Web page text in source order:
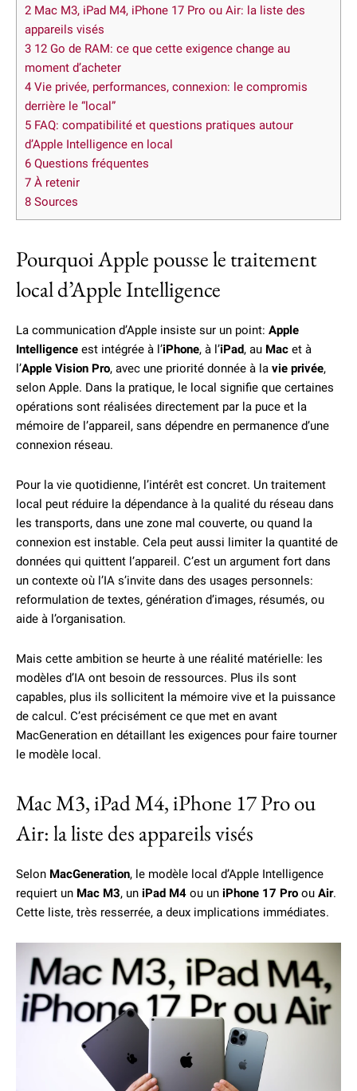
2 Mac M3, iPad M4, iPhone 17 Pro ou Air: la liste des
appareils visés
3 12 Go de RAM: ce que cette exigence change au
moment d’acheter
4 Vie privée, performances, connexion: le compromis
derrière le “local”
5 FAQ: compatibilité et questions pratiques autour
d’Apple Intelligence en local
6 Questions fréquentes
7 À retenir
8 Sources
Pourquoi Apple pousse le traitement
local d’Apple Intelligence
La communication d’Apple insiste sur un point: Apple
Intelligence est intégrée à l’iPhone, à l’iPad, au Mac et à
l’Apple Vision Pro, avec une priorité donnée à la vie privée,
selon Apple. Dans la pratique, le local signifie que certaines
opérations sont réalisées directement par la puce et la
mémoire de l’appareil, sans dépendre en permanence d’une
connexion réseau.
Pour la vie quotidienne, l’intérêt est concret. Un traitement
local peut réduire la dépendance à la qualité du réseau dans
les transports, dans une zone mal couverte, ou quand la
connexion est instable. Cela peut aussi limiter la quantité de
données qui quittent l’appareil. C’est un argument fort dans
un contexte où l’IA s’invite dans des usages personnels:
reformulation de textes, génération d’images, résumés, ou
aide à l’organisation.
Mais cette ambition se heurte à une réalité matérielle: les
modèles d’IA ont besoin de ressources. Plus ils sont
capables, plus ils sollicitent la mémoire vive et la puissance
de calcul. C’est précisément ce que met en avant
MacGeneration en détaillant les exigences pour faire tourner
le modèle local.
Mac M3, iPad M4, iPhone 17 Pro ou
Air: la liste des appareils visés
Selon MacGeneration, le modèle local d’Apple Intelligence
requiert un Mac M3, un iPad M4 ou un iPhone 17 Pro ou Air.
Cette liste, très resserrée, a deux implications immédiates.